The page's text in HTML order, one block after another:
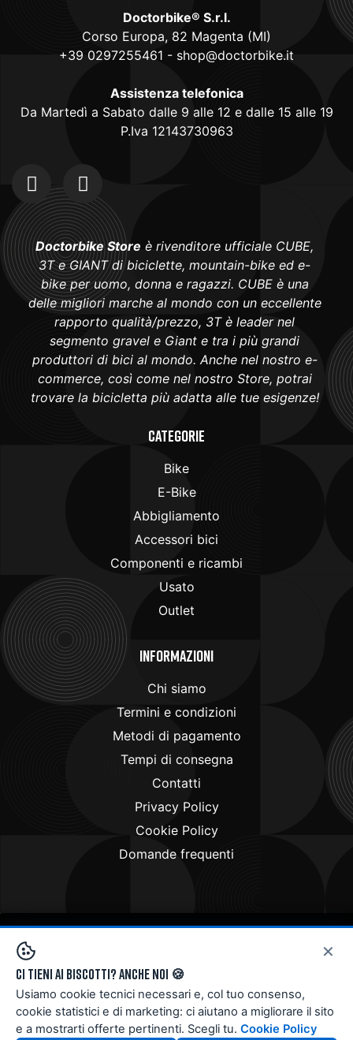
Doctorbike® S.r.l.
Corso Europa, 82 Magenta (MI)
+39 0297255461 - shop@doctorbike.it
Assistenza telefonica
Da Martedì a Sabato dalle 9 alle 12 e dalle 15 alle 19
P.Iva 12143730963
Doctorbike Store è rivenditore ufficiale CUBE,
3T e GIANT di biciclette, mountain-bike ed e-
bike per uomo, donna e ragazzi. CUBE è una
delle migliori marche al mondo con un eccellente
rapporto qualità/prezzo, 3T è leader nel
segmento gravel e Giant e tra i più grandi
produttori di bici al mondo. Anche nel nostro e-
commerce, così come nel nostro Store, potrai
trovare la bicicletta più adatta alle tue esigenze!
Categorie
Bike
E-Bike
Abbigliamento
Accessori bici
Componenti e ricambi
Usato
Outlet
Informazioni
Chi siamo
Termini e condizioni
Metodi di pagamento
Tempi di consegna
Contatti
Privacy Policy
Cookie Policy
Domande frequenti
Copyright © 2024 . All rights reserved
×
Ci tieni ai biscotti? Anche noi 🍪
Usiamo cookie tecnici necessari e, col tuo consenso,
cookie statistici e di marketing: ci aiutano a migliorare il sito
e a mostrarti offerte pertinenti. Scegli tu. Cookie Policy